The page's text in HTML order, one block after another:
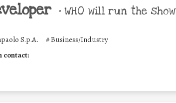
• WHO will run the show
S.p.A. #Business/Industry
contact: